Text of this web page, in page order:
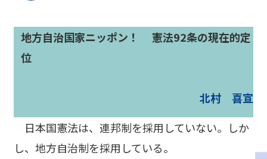
地方自治国家ニッポン ！
憲法92条の現在的定
位
北村 喜宣
日本国憲法は、連邦制を採用していない。しか
し、地方自治制を採用している。